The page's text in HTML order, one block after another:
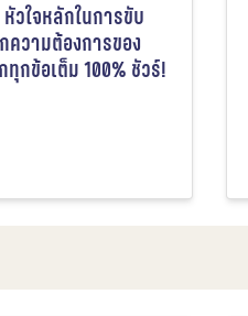
หัวใจหลักในการขับ
วามต้องการของ
กข้อเต็ม 100% ชัวร์!